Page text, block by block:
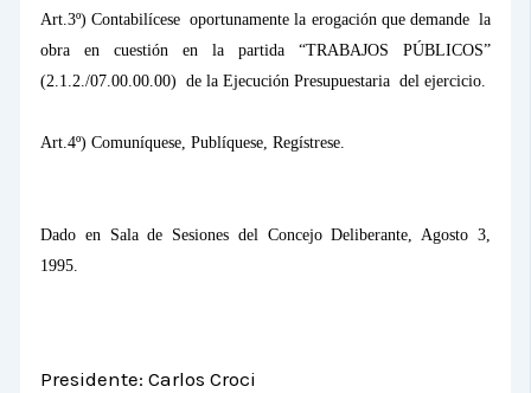
Art.3º) Contabilícese oportunamente la erogación que demande la
obra
en cuestión en la partida “TRABAJOS
PÚBLICOS”
(2.1.2./07.00.00.00)
dela Ejecución Presupuestaria del ejercicio.
Art.4º) Comuníquese, Publíquese, Regístrese.
Dado en Sala de Sesiones del Concejo Deliberante, Agosto 3,
1995.
Presidente: Carlos Croci